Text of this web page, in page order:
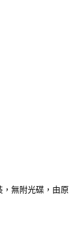
無附光碟，由原